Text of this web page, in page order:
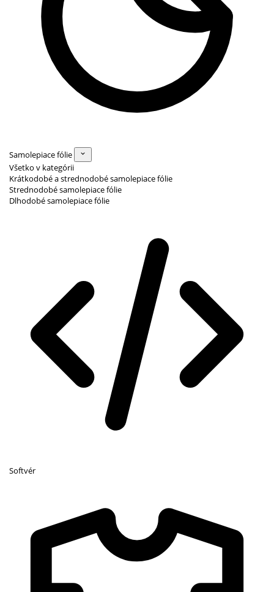
Samolepiace fólie
Všetko v kategórii
Krátkodobé a strednodobé samolepiace fólie
Strednodobé samolepiace fólie
Dlhodobé samolepiace fólie
Softvér